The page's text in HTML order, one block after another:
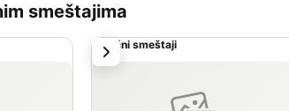
smeštajima
Slični smeštaji
sledeće